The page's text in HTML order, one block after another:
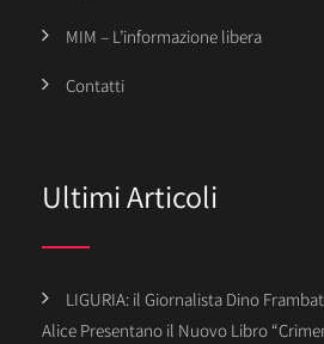
MIM – L’informazione libera
Contatti
Ultimi Articoli
LIGURIA: il Giornalista Dino
Alice Presentano il Nuovo Libro